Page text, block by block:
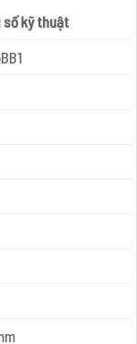
số kỹ thuật